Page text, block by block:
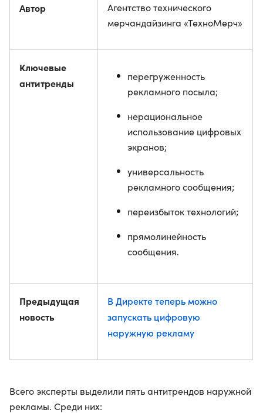
Автор
Агентство технического
мерчандайзинга «ТехноМерч»
Ключевые
антитренды
перегруженность
рекламного посыла;
нерациональное
использование цифровых
экранов;
универсальность
рекламного сообщения;
переизбыток технологий;
прямолинейность
сообщения.
Предыдущая
новость
В Директе теперь можно
запускать цифровую
наружную рекламу
Всего эксперты выделили пять антитрендов наружной
рекламы. Среди них: